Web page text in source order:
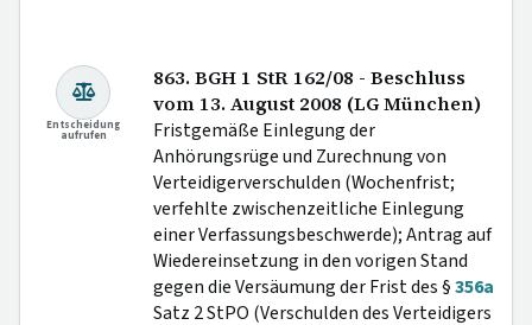
Entscheidung
aufrufen
863. BGH 1 StR 162/08 - Beschluss
vom 13. August 2008 (LG München)
Fristgemäße Einlegung der
Anhörungsrüge und Zurechnung von
Verteidigerverschulden (Wochenfrist;
verfehlte zwischenzeitliche Einlegung
einer Verfassungsbeschwerde); Antrag auf
Wiedereinsetzung in den vorigen Stand
gegen die Versäumung der Frist des §356a
Satz 2 StPO (Verschulden des Verteidigers